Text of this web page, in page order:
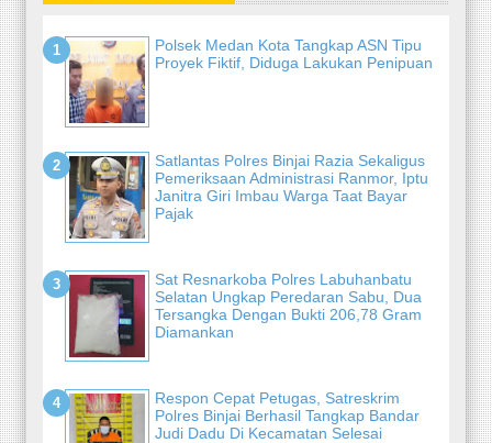
Polsek Medan Kota Tangkap ASN Tipu
Proyek Fiktif, Diduga Lakukan Penipuan
Satlantas Polres Binjai Razia Sekaligus
Pemeriksaan Administrasi Ranmor, Iptu
Janitra Giri Imbau Warga Taat Bayar
Pajak
Sat Resnarkoba Polres Labuhanbatu
Selatan Ungkap Peredaran Sabu, Dua
Tersangka Dengan Bukti 206,78 Gram
Diamankan
Respon Cepat Petugas, Satreskrim
Polres Binjai Berhasil Tangkap Bandar
Judi Dadu Di Kecamatan Selesai